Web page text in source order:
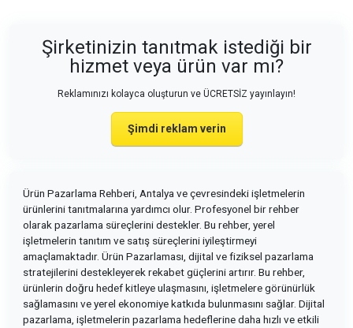
Şirketinizin tanıtmak istediği bir
hizmet veya ürün var mı?
Reklamınızı kolayca oluşturun ve ÜCRETSİZ yayınlayın!
Şimdi reklam verin
Ürün Pazarlama Rehberi, Antalya ve çevresindeki işletmelerin
ürünlerini tanıtmalarına yardımcı olur. Profesyonel bir rehber
olarak pazarlama süreçlerini destekler. Bu rehber, yerel
işletmelerin tanıtım ve satış süreçlerini iyileştirmeyi
amaçlamaktadır. Ürün Pazarlaması, dijital ve fiziksel pazarlama
stratejilerini destekleyerek rekabet güçlerini artırır. Bu rehber,
ürünlerin doğru hedef kitleye ulaşmasını, işletmelere görünürlük
sağlamasını ve yerel ekonomiye katkıda bulunmasını sağlar. Dijital
pazarlama, işletmelerin pazarlama hedeflerine daha hızlı ve etkili